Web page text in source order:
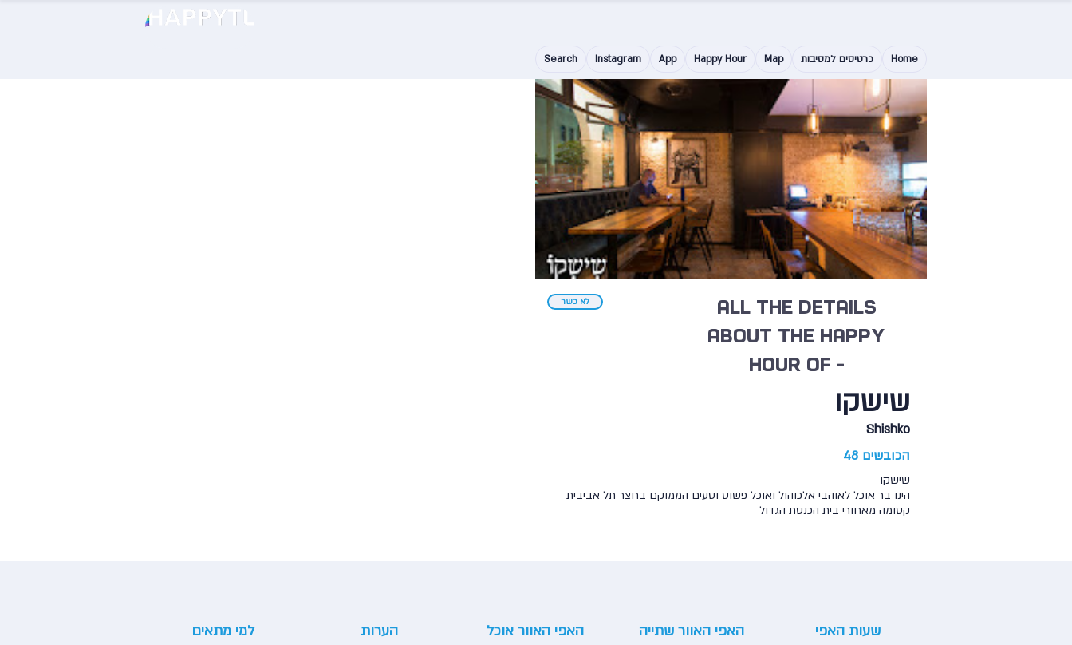
Home כרטיסים למסיבות Map
Happy Hour
App
Instagram
Search
לא כשר
All the details
about the happy
hour of -
שישקו
Shishko
הכובשים 48
שישקו
הינו בר אוכל לאוהבי אלכוהול ואוכל פשוט וטעים הממוקם בחצר תל אביבית
קסומה מאחורי בית הכנסת הגדול
למי מתאים הערות האפי האוור אוכל האפי האוור שתייה שעות האפי